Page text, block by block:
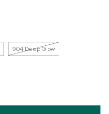
904 Deep Glow